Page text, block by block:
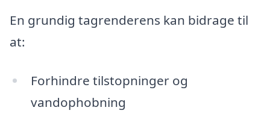
En grundig tagrenderens kan bidrage til
at:
Forhindre tilstopninger og
vandophobning